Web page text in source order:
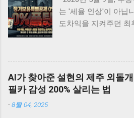
하는 AI 기반 수익 모
시브 인컴 구축 방법 •
미래 전망 글로벌 관
정책의 변화는 세계
키고 있다. 특히 한국
(32%) 등 IT 제품 주요
관세 부과는 테크 산
는 '세율 인상'이 아닙
도차익을 지켜주던
리 세금으로 토해내
에, 강남부터 수도권
있습니다. 하루 차이
폭탄의 실체와, 생성형
지키는 완벽한 절세
AI가 찾아준 설현의 제주 외돌
필카 감성 200% 살리는 법
-8월 04, 2025